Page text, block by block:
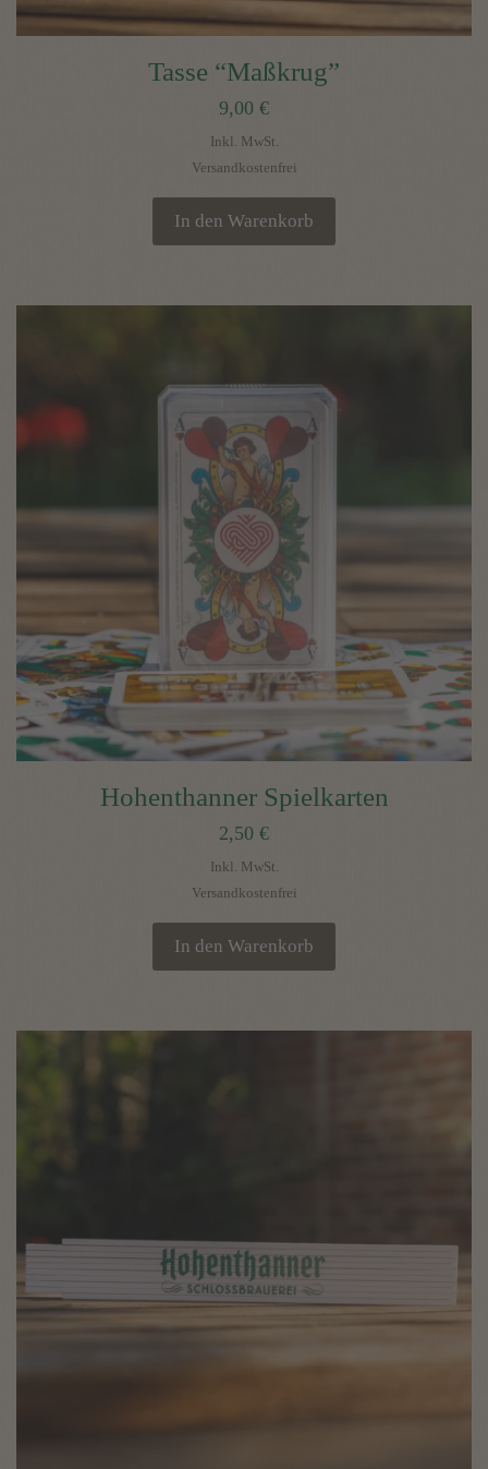
Tasse “Maßkrug”
9,00 €
Inkl. MwSt.
Versandkostenfrei
In den Warenkorb
Hohenthanner Spielkarten
2,50 €
Inkl. MwSt.
Versandkostenfrei
In den Warenkorb